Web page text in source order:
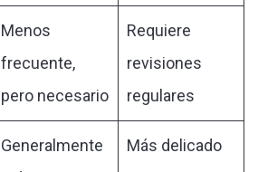
Menos
frecuente,
pero necesario
Requiere
revisiones
regulares
Generalmente
Más delicado